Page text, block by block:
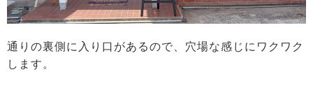
通りの裏側に入り口があるので、穴場な感じにワクワク
します。